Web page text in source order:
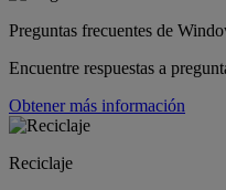
Preguntas frecuentes de
Encuentre respuestas a
Obtener más información
Reciclaje